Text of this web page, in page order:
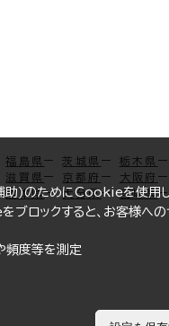
助)のためにCookieを使用し
ブロックすると、お客様へ
頻度等を測定
福島県 茨城県 栃木県
滋賀県 京都府 大阪府
熊本県 大分県 宮崎県